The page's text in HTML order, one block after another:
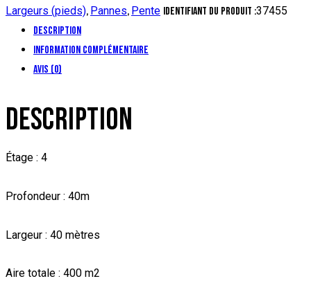
Largeurs (pieds), Pannes, Pente Identifiant du produit :37455
Description
Information complémentaire
Avis (0)
DESCRIPTION
Étage : 4
Profondeur : 40m
Largeur : 40 mètres
Aire totale : 400 m2